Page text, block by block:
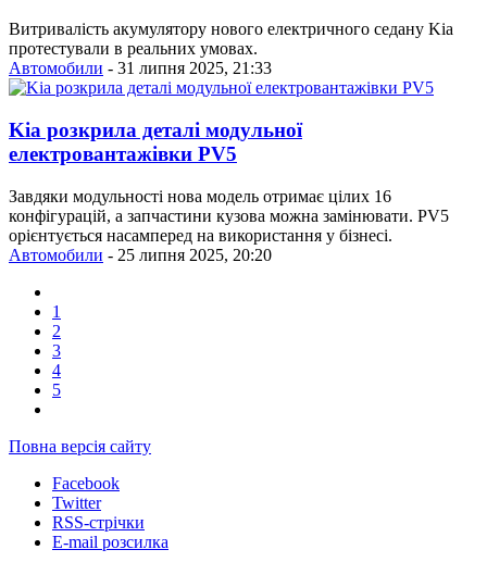
Витривалість акумулятору нового електричного седану Kia
протестували в реальних умовах.
Автомобили - 31 липня 2025, 21:33
Kia розкрила деталі модульної
електровантажівки PV5
Завдяки модульності нова модель отримає цілих 16
конфігурацій, а запчастини кузова можна замінювати. PV5
орієнтується насамперед на використання у бізнесі.
Автомобили - 25 липня 2025, 20:20
1
2
3
4
5
Повна версія сайту
Facebook
Twitter
RSS-стрічки
E-mail розсилка